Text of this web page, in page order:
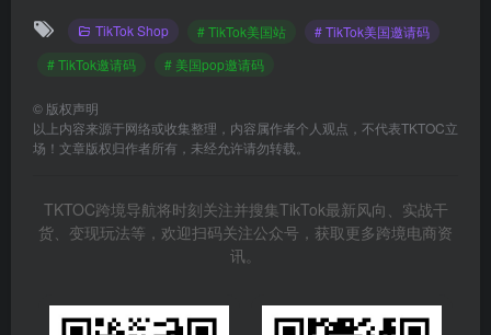
TikTok Shop # TikTok美国站
# TikTok美国邀请码
# TikTok邀请码
# 美国pop邀请码
© 版权声明
以上内容来源于网络或收集整理，内容属作者个人观点，不代表TKTOC立
场！文章版权归作者所有，未经允许请勿转载。
TKTOC跨境导航将时刻关注并搜集TikTok最新风向、实战干
货、变现玩法等，欢迎扫码关注公众号，获取更多跨境电商资
讯。